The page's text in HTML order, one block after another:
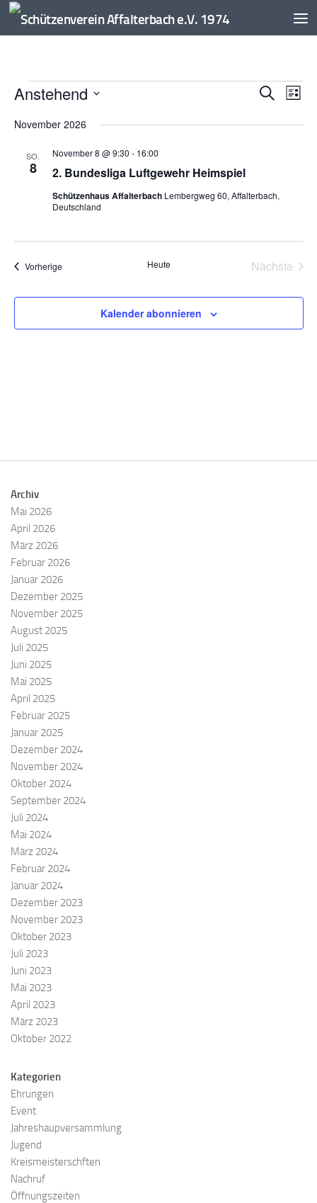
Zum Inhalt springen
Veranstaltungen
V
r
t
t
u
g
n
d
Suche V
r
t
g
n
-
Liste
Anstehend
wählen.
November 2026
SO.
8 2. Bundesliga Luftgewehr Heimspiel
November 8 @ 9:30 - 16:00
Schützenhaus Affalterbach Lembergweg 60, Affalterbach,
Deutschland
VorherigeVeranstaltungen Heute
Nächste
Kalender abonnieren
Archiv
Mai 2026
April 2026
März 2026
Februar 2026
Januar 2026
Dezember 2025
November 2025
August 2025
Juli 2025
Juni 2025
Mai 2025
April 2025
Februar 2025
Januar 2025
Dezember 2024
November 2024
Oktober 2024
September 2024
Juli 2024
Mai 2024
März 2024
Februar 2024
Januar 2024
Dezember 2023
November 2023
Oktober 2023
Juli 2023
Juni 2023
Mai 2023
April 2023
März 2023
Oktober 2022
Kategorien
Ehrungen
Event
Jahreshaupversammlung
Jugend
Kreismeisterschften
Nachruf
Öffnungszeiten